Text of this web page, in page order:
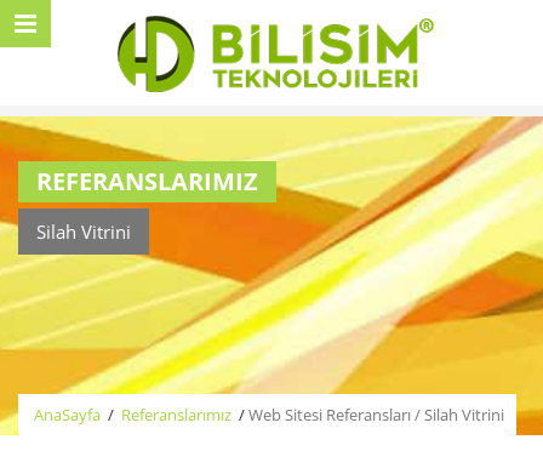
REFERANSLARIMIZ
Silah Vitrini
AnaSayfa / Referanslarımız /Web Sitesi Referansları / Silah Vitrini